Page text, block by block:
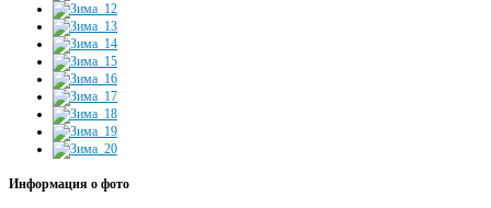
Информация о фото